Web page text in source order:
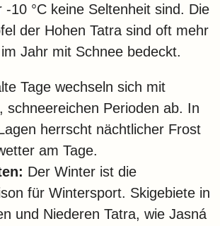
-10 °C keine Seltenheit sind. Die
der Hohen Tatra sind oft mehr
Jahr mit Schnee bedeckt.
Tage wechseln sich mit
schneereichen Perioden ab. In
herrscht nächtlicher Frost
am Tage.
Der Winter ist die
für Wintersport. Skigebiete in
und Niederen Tatra, wie Jasná